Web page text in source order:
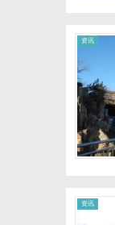
资讯
资讯